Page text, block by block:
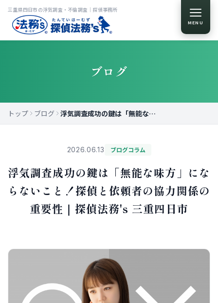
MENU
三重県四日市の浮気調査・不倫調査｜探偵事務所
ブログ
トップ ブログ 浮気調査成功の鍵は「無能な味方」にならないこと！探偵と依頼者の協力関係の重要性｜探偵法務's 三重四日市
2026.06.13 ブログコラム
浮気調査成功の鍵は「無能な味方」にな
らないこと！探偵と依頼者の協力関係の
重要性｜探偵法務's 三重四日市